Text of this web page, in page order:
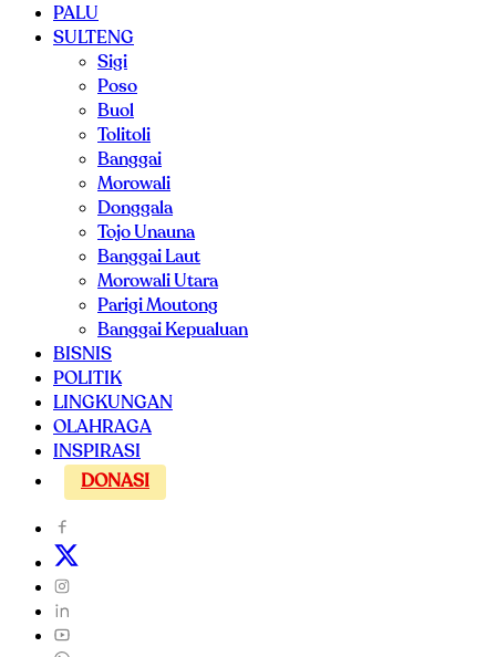
PALU
SULTENG
Sigi
Poso
Buol
Tolitoli
Banggai
Morowali
Donggala
Tojo Unauna
Banggai Laut
Morowali Utara
Parigi Moutong
Banggai Kepualuan
BISNIS
POLITIK
LINGKUNGAN
OLAHRAGA
INSPIRASI
DONASI